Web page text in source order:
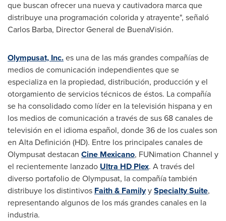
que buscan ofrecer una nueva y cautivadora marca que
distribuye una programación colorida y atrayente", señaló
Carlos Barba, Director General de BuenaVisión.
Olympusat, Inc.es una de las más grandes compañías de
medios de comunicación independientes que se
especializa en la propiedad, distribución, producción y el
otorgamiento de servicios técnicos de éstos. La compañía
se ha consolidado como líder en la televisión hispana y en
los medios de comunicación a través de sus 68 canales de
televisión en el idioma español, donde 36 de los cuales son
en Alta Definición (HD). Entre los principales canales de
Olympusat destacan Cine Mexicano, FUNimation Channel y
el recientemente lanzado Ultra HD Plex. A través del
diverso portafolio de Olympusat, la compañía también
distribuye los distintivos Faith & FamilyySpecialty Suite,
representando algunos de los más grandes canales en la
industria.